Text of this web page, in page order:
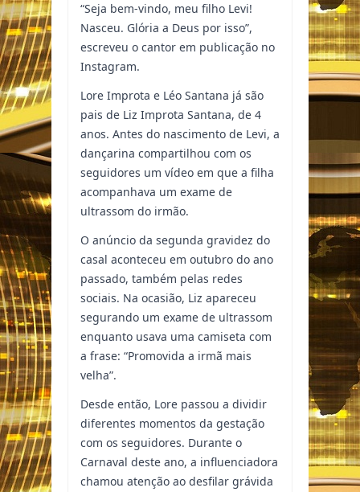
“Seja bem-vindo, meu filho Levi!
Nasceu. Glória a Deus por isso”,
escreveu o cantor em publicação no
Instagram.
Lore Improta e Léo Santana já são
pais de Liz Improta Santana, de 4
anos. Antes do nascimento de Levi, a
dançarina compartilhou com os
seguidores um vídeo em que a filha
acompanhava um exame de
ultrassom do irmão.
O anúncio da segunda gravidez do
casal aconteceu em outubro do ano
passado, também pelas redes
sociais. Na ocasião, Liz apareceu
segurando um exame de ultrassom
enquanto usava uma camiseta com
a frase: “Promovida a irmã mais
velha”.
Desde então, Lore passou a dividir
diferentes momentos da gestação
com os seguidores. Durante o
Carnaval deste ano, a influenciadora
chamou atenção ao desfilar grávida